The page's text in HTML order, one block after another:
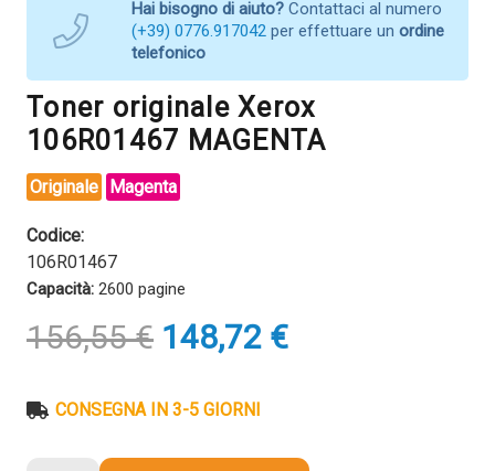
Hai bisogno di aiuto? Contattaci al numero
(+39) 0776.917042 per effettuare un ordine
telefonico
Toner originale Xerox
106R01467 MAGENTA
Originale Magenta
Codice:
106R01467
Capacità: 2600 pagine
156,55€ Il
prezzo
era:
148,72 €Il
prezzo
CONSEGNA IN 3-5 GIORNI